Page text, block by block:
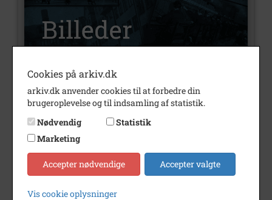
Nummer
B2007
Beskrivelse
Periode
1940 - 1950
Dateringsnote
Cookies på arkiv.dk
arkiv.dk anvender cookies til at forbedre din
brugeroplevelse og til indsamling af statistik.
Nødvendig
Statistik
Marketing
Accepter nødvendige Accepter valgte
Vis cookie oplysninger